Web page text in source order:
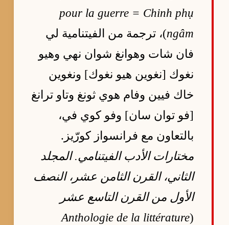
pour la guerre = Chinh phụ
ngâm)، ترجمة من الفيتنامية لي
فان شات وهوانغ شوان نهي وهيو
نغوك [نغوين هيو نغوك] ونغوين
خاك فيين وفام هوي ثونغ وتاو ترانغ
[فو توان سان] وفو كوي في،
بالتعاون مع فرانسواز كورّيز.
مختارات الأدب الفيتنامي. المجلد
الثاني، القرن الثامن عشر، النصف
الأول من القرن التاسع عشر
(
Anthologie de la littérature